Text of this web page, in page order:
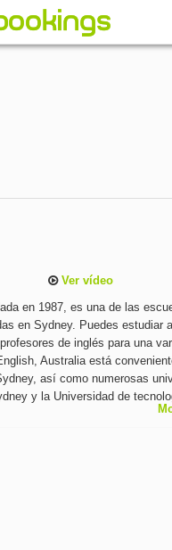
Ver vídeo
en 1987, es una de las
en Sydney. Puedes estudiar
de inglés para una
Australia está
así como numerosas
y la Universidad de